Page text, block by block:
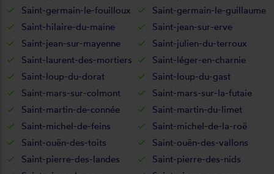
Saint-germain-le-fouilloux
Saint-germain-le-guillaume
Saint-hilaire-du-maine
Saint-jean-sur-erve
Saint-jean-sur-mayenne
Saint-julien-du-terroux
Saint-laurent-des-mortiers
Saint-léger-en-charnie
Saint-loup-du-dorat
Saint-loup-du-gast
Saint-mars-sur-colmont
Saint-mars-sur-la-futaie
Saint-martin-de-connée
Saint-martin-du-limet
Saint-michel-de-feins
Saint-michel-de-la-roë
Saint-ouën-des-toits
Saint-ouën-des-vallons
Saint-pierre-des-landes
Saint-pierre-des-nids